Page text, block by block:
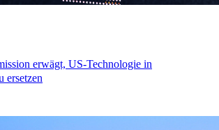
erwägt, US-Technologie in
ersetzen